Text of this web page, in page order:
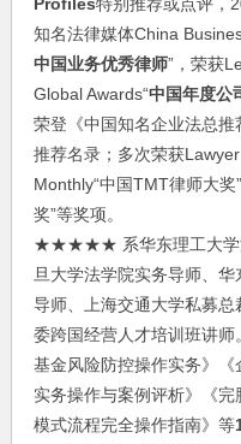
知名法律媒体China
中国业务优秀律师”，荣获
Global Awards“中国年度公
荣登《中国知名企业法总推
推荐名录；多次荣获
Monthly“中国TMT律师大奖
奖”等奖项。
★★★★★ 系华东理工大学
旦大学法学院实务导师、
导师、上海交通大学私募
委跨国经营人才培训班讲
基金风险防控操作实务》
实务操作与案例评析》《
模式流程完全操作指南》等